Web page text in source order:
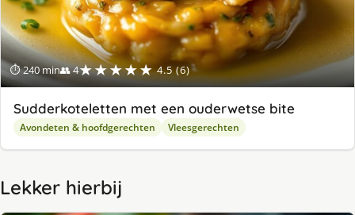
⏱ 240 min👥 4★★★★★ 4.5 (6)
Sudderkoteletten met een ouderwetse bite
Avondeten & hoofdgerechten Vleesgerechten
Lekker hierbij